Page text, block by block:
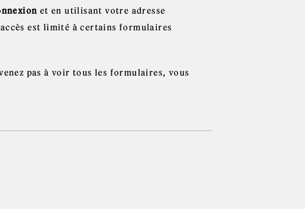
et en utilisant votre adresse
est limité à certains formulaires
pas à voir tous les formulaires, vous